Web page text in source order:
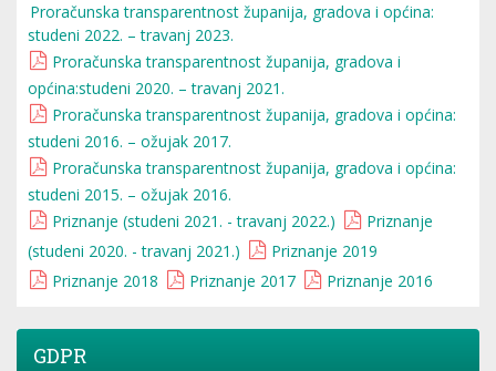
Proračunska transparentnost županija, gradova i općina:
studeni 2022. – travanj 2023.
Proračunska transparentnost županija, gradova i
općina:studeni 2020. – travanj 2021.
Proračunska transparentnost županija, gradova i općina:
studeni 2016. – ožujak 2017.
Proračunska transparentnost županija, gradova i općina:
studeni 2015. – ožujak 2016.
Priznanje (studeni 2021. - travanj 2022.)
Priznanje
(studeni 2020. - travanj 2021.)
Priznanje 2019
Priznanje 2018
Priznanje 2017 Priznanje 2016
GDPR